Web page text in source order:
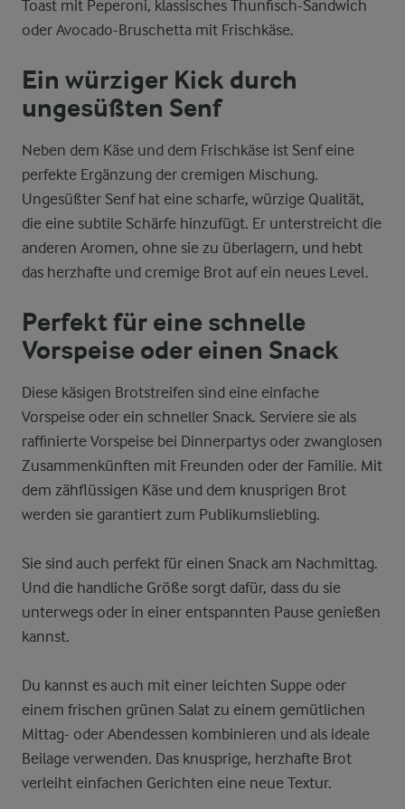
Toast mit Peperoni, klassisches Thunfisch-Sandwich
oder Avocado-Bruschetta mit Frischkäse.
Ein würziger Kick durch
ungesüßten Senf
Neben dem Käse und dem Frischkäse ist Senf eine
perfekte Ergänzung der cremigen Mischung.
Ungesüßter Senf hat eine scharfe, würzige Qualität,
die eine subtile Schärfe hinzufügt. Er unterstreicht die
anderen Aromen, ohne sie zu überlagern, und hebt
das herzhafte und cremige Brot auf ein neues Level.
Perfekt für eine schnelle
Vorspeise oder einen Snack
Diese käsigen Brotstreifen sind eine einfache
Vorspeise oder ein schneller Snack. Serviere sie als
raffinierte Vorspeise bei Dinnerpartys oder zwanglosen
Zusammenkünften mit Freunden oder der Familie. Mit
dem zähflüssigen Käse und dem knusprigen Brot
werden sie garantiert zum Publikumsliebling.
Sie sind auch perfekt für einen Snack am Nachmittag.
Und die handliche Größe sorgt dafür, dass du sie
unterwegs oder in einer entspannten Pause genießen
kannst.
Du kannst es auch mit einer leichten Suppe oder
einem frischen grünen Salat zu einem gemütlichen
Mittag- oder Abendessen kombinieren und als ideale
Beilage verwenden. Das knusprige, herzhafte Brot
verleiht einfachen Gerichten eine neue Textur.